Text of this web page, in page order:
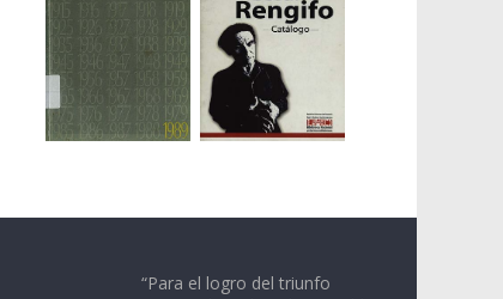
“Para el logro del triunfo